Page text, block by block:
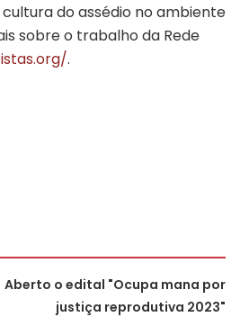
do assédio no ambiente
sobre o trabalho da Rede
.
Aberto o edital "Ocupa mana por
justiça reprodutiva 2023"